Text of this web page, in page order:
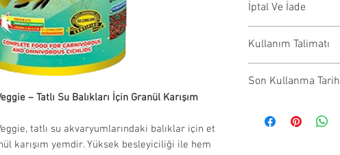
– Tatlı Su Balıkları İçin Granül Karışım
tatlı su akvaryumlarındaki balıklar için et
karışım yemdir. Yüksek besleyiciliği ile hem
İptal Ve İade
önce iptal
ödemeniz aynı
İade Koşulları:
İade
görmemiş
Orijinal
Kullanım Talimatı
Ürün sayfasında
talimatları yalnızca
alma işleminizden
orijinal kullanım
Son Kullanma
Satışa sunulan
ambalajlarında